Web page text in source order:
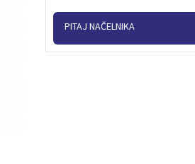
PITAJ NAČELNIKA